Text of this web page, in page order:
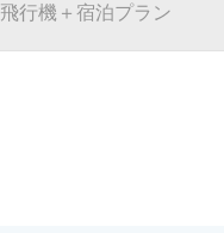
飛行機＋宿泊プラン